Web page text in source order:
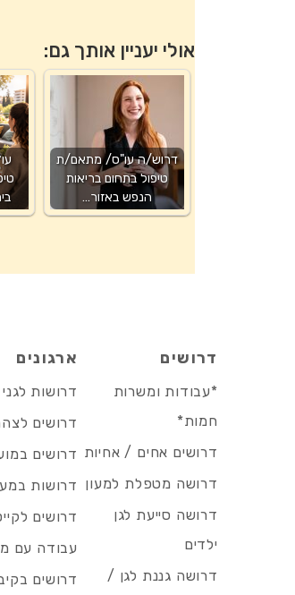
אולי יעניין אותך גם:
דרוש/ה עו"ס/ מתאם/ת
טיפול בתחום בריאות
הנפש באזור…
דרושים
*עבודות ומשרות
חמות*
דרושים אחים / אחיות
דרושה מטפלת למעון
דרושה סייעת לגן
ילדים
דרושה גננת לגן /
ארגונים
דרושות
דרושים
דרושים
דרושות
דרושים
עבודה עם
דרושים